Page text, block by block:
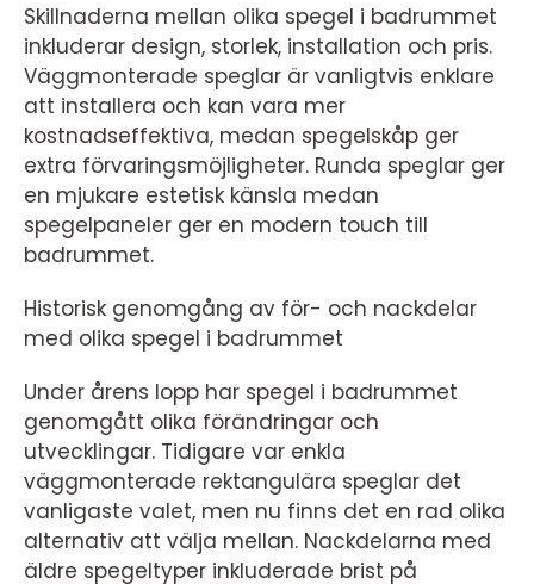
Skillnaderna mellan olika spegel i badrummet
inkluderar design, storlek, installation och pris.
Väggmonterade speglar är vanligtvis enklare
att installera och kan vara mer
kostnadseffektiva, medan spegelskåp ger
extra förvaringsmöjligheter. Runda speglar ger
en mjukare estetisk känsla medan
spegelpaneler ger en modern touch till
badrummet.
Historisk genomgång av för- och nackdelar
med olika spegel i badrummet
Under årens lopp har spegel i badrummet
genomgått olika förändringar och
utvecklingar. Tidigare var enkla
väggmonterade rektangulära speglar det
vanligaste valet, men nu finns det en rad olika
alternativ att välja mellan. Nackdelarna med
äldre spegeltyper inkluderade brist på